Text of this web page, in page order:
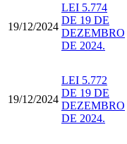
19/12/2024
LEI 5.774
DE 19 DE
DEZEMBRO
DE 2024.
19/12/2024
LEI 5.772
DE 19 DE
DEZEMBRO
DE 2024.